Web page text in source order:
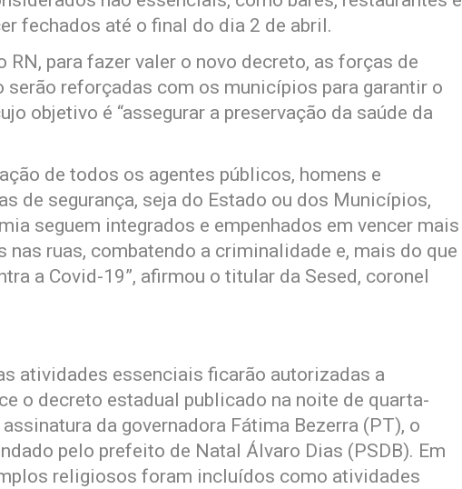
fechados até o final do dia 2 de abril.
RN, para fazer valer o novo decreto, as forças de
serão reforçadas com os municípios para garantir o
objetivo é “assegurar a preservação da saúde da
de todos os agentes públicos, homens e
de segurança, seja do Estado ou dos Municípios,
seguem integrados e empenhados em vencer mais
nas ruas, combatendo a criminalidade e, mais do que
a Covid-19”, afirmou o titular da Sesed, coronel
atividades essenciais ficarão autorizadas a
o decreto estadual publicado na noite de quarta-
da governadora Fátima Bezerra (PT), o
pelo prefeito de Natal Álvaro Dias (PSDB). Em
religiosos foram incluídos como atividades